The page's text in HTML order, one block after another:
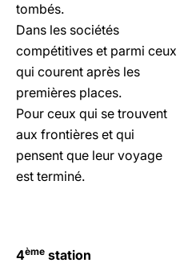
tombés.
Dans les sociétés
compétitives et parmi ceux
qui courent après les
premières places.
Pour ceux qui se trouvent
aux frontières et qui
pensent que leur voyage
est terminé.
4ème station